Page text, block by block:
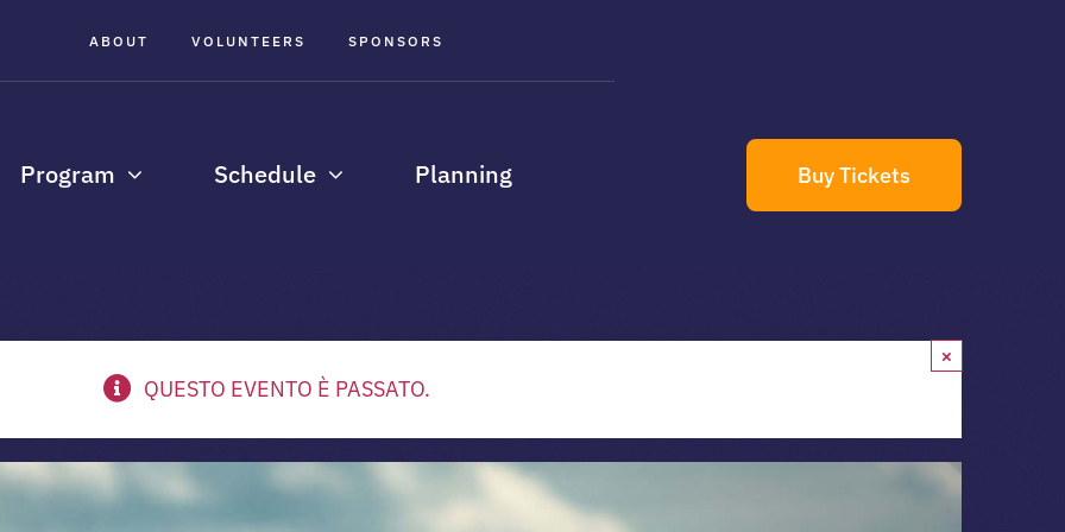
ABOUT VOLUNTEERS SPONSORS
Program Schedule Planning Buy Tickets
QUESTO EVENTO È PASSATO.
×